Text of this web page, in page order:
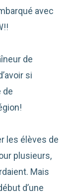
avec
de
si
de
les élèves de
plusieurs,
Mais
d’une